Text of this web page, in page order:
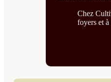
Chez
foyers et à